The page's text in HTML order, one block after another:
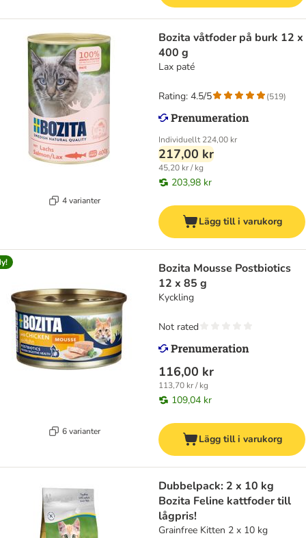
4 varianter
Bozita våtfoder på burk 12 x
400 g
Lax paté
Individuellt 224,00 kr
217,00 kr
45,20 kr / kg
203,98 kr
Rating: 4.5/5 (519)
Lägg till i varukorg
6 varianter
Bozita Mousse Postbiotics
12 x 85 g
Kyckling
116,00 kr
113,70 kr / kg
109,04 kr
Not rated
Lägg till i varukorg
Dubbelpack: 2 x 10 kg
Bozita Feline kattfoder till
lågpris!
Grainfree Kitten 2 x 10 kg